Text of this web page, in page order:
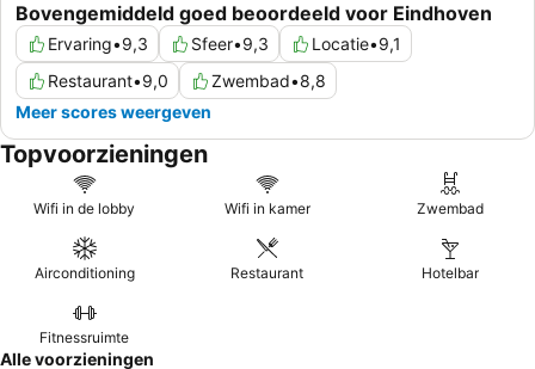
Bovengemiddeld goed beoordeeld voor Eindhoven
Ervaring•9,3 Sfeer•9,3 Locatie•9,1
Restaurant•9,0 Zwembad•8,8
Meer scores weergeven
Topvoorzieningen
Wifi in de lobby Wifi in kamer Zwembad
Airconditioning Restaurant Hotelbar
Fitnessruimte
Alle voorzieningen